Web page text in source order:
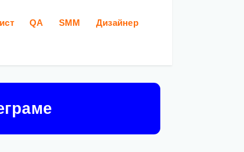
QA SMM Дизайнер